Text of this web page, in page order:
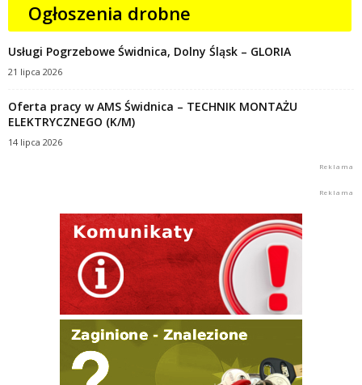
Ogłoszenia drobne
Usługi Pogrzebowe Świdnica, Dolny Śląsk – GLORIA
21 lipca 2026
Oferta pracy w AMS Świdnica – TECHNIK MONTAŻU
ELEKTRYCZNEGO (K/M)
14 lipca 2026